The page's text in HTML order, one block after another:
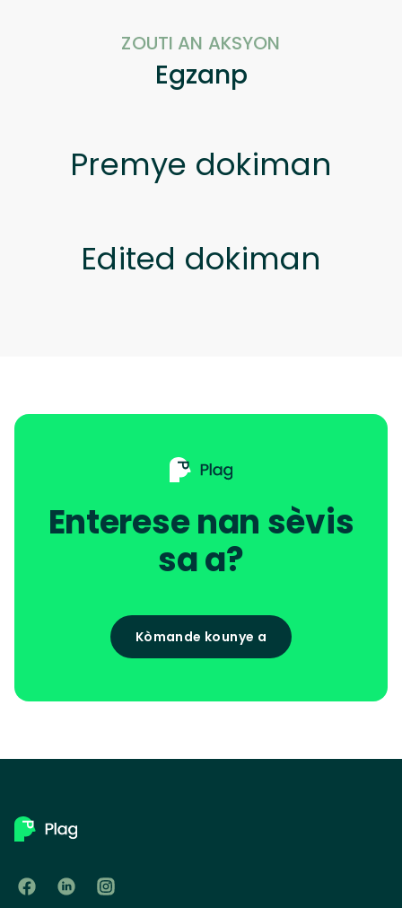
ZOUTI AN AKSYON
Egzanp
Premye dokiman
Edited dokiman
Enterese nan sèvis
sa a?
Kòmande kounye a